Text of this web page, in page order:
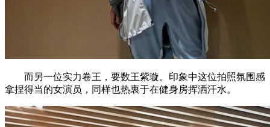
而另一位实力卷王，要数王紫璇。印象中这位拍照氛围感
拿捏得当的女演员，同样也热衷于在健身房挥洒汗水。